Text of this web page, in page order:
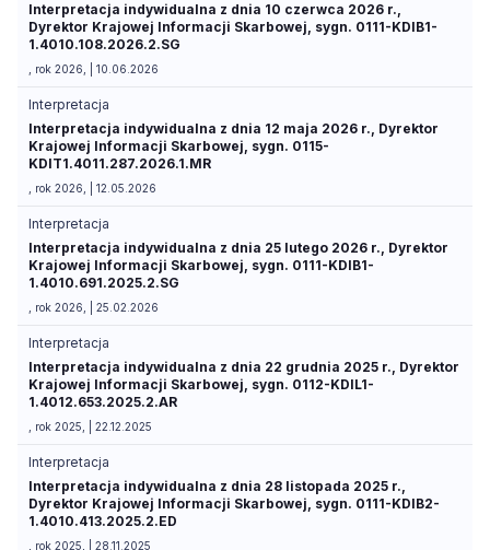
Interpretacja indywidualna z dnia 10 czerwca 2026 r.,
Dyrektor Krajowej Informacji Skarbowej, sygn. 0111-KDIB1-
1.4010.108.2026.2.SG
, rok 2026, | 10.06.2026
Interpretacja
Interpretacja indywidualna z dnia 12 maja 2026 r., Dyrektor
Krajowej Informacji Skarbowej, sygn. 0115-
KDIT1.4011.287.2026.1.MR
, rok 2026, | 12.05.2026
Interpretacja
Interpretacja indywidualna z dnia 25 lutego 2026 r., Dyrektor
Krajowej Informacji Skarbowej, sygn. 0111-KDIB1-
1.4010.691.2025.2.SG
, rok 2026, | 25.02.2026
Interpretacja
Interpretacja indywidualna z dnia 22 grudnia 2025 r., Dyrektor
Krajowej Informacji Skarbowej, sygn. 0112-KDIL1-
1.4012.653.2025.2.AR
, rok 2025, | 22.12.2025
Interpretacja
Interpretacja indywidualna z dnia 28 listopada 2025 r.,
Dyrektor Krajowej Informacji Skarbowej, sygn. 0111-KDIB2-
1.4010.413.2025.2.ED
, rok 2025, | 28.11.2025